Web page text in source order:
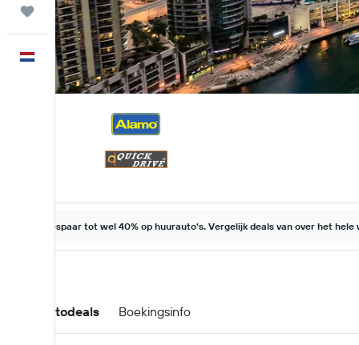
Trips
Nederlands
Bespaar tot wel 40% op huurauto's. Vergelijk deals van over het hele
Huurautodeals Boekingsinfo